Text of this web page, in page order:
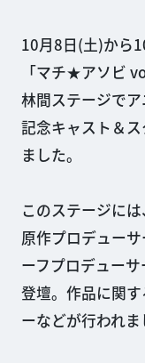
10月8日(土)から
「マチ★アソビ
林間ステージで
記念キャスト＆
ました。
このステージに
原作プロデュー
ーフプロデュー
登壇。作品に関
ーなどが行われま